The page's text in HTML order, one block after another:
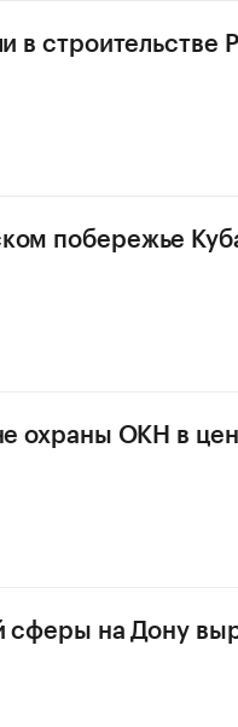
в строительстве
побережье
охраны ОКН в
сферы на Дону